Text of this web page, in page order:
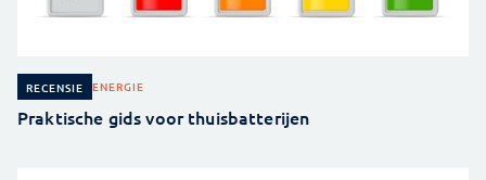
RECENSIE ENERGIE
Praktische gids voor thuisbatterijen